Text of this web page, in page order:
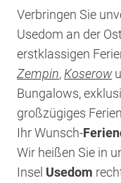
Verbringen Sie
Usedom an der
erstklassigen
Zempin, Koserow
Bungalows,
großzügiges
Ihr Wunsch-
Wir heißen Sie in
Insel Usedom